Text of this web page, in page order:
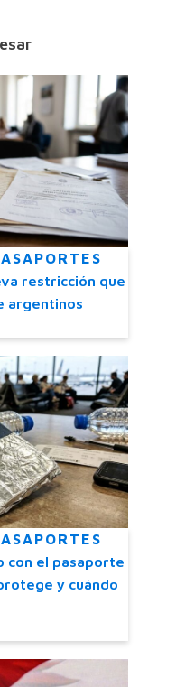
restricción que
argentinos
con el pasaporte
y cuándo